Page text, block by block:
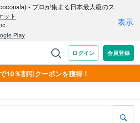
10％割引クーポンを獲得！